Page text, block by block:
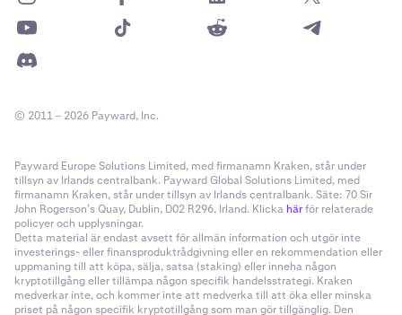
© 2011 – 2026 Payward, Inc.
Payward Europe Solutions Limited, med firmanamn Kraken, står under
tillsyn av Irlands centralbank. Payward Global Solutions Limited, med
firmanamn Kraken, står under tillsyn av Irlands centralbank. Säte: 70 Sir
John Rogerson’s Quay, Dublin, D02 R296, Irland. Klicka härför relaterade
policyer och upplysningar.
Detta material är endast avsett för allmän information och utgör inte
investerings- eller finansproduktrådgivning eller en rekommendation eller
uppmaning till att köpa, sälja, satsa (staking) eller inneha någon
kryptotillgång eller tillämpa någon specifik handelsstrategi. Kraken
medverkar inte, och kommer inte att medverka till att öka eller minska
priset på någon specifik kryptotillgång som man gör tillgänglig. Den